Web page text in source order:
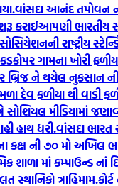
વાંસદા આનંદ તપોવન
કરાઈઆપણી ભારતીય
રાષ્ટ્રીય
ગામના ખોરી
બ્રિજ ને થયેલ નુકસાન
દેવ ફળીયા થી વાડી
સોશિયલ
હાથ ધરી.વાંસદા ભારત
કક્ષ ની ૭૦ મો અખિલ
શાળા માં કમ્પાઉન્ડ નાં
સ્થાનિકો ત્રાહિમામ.